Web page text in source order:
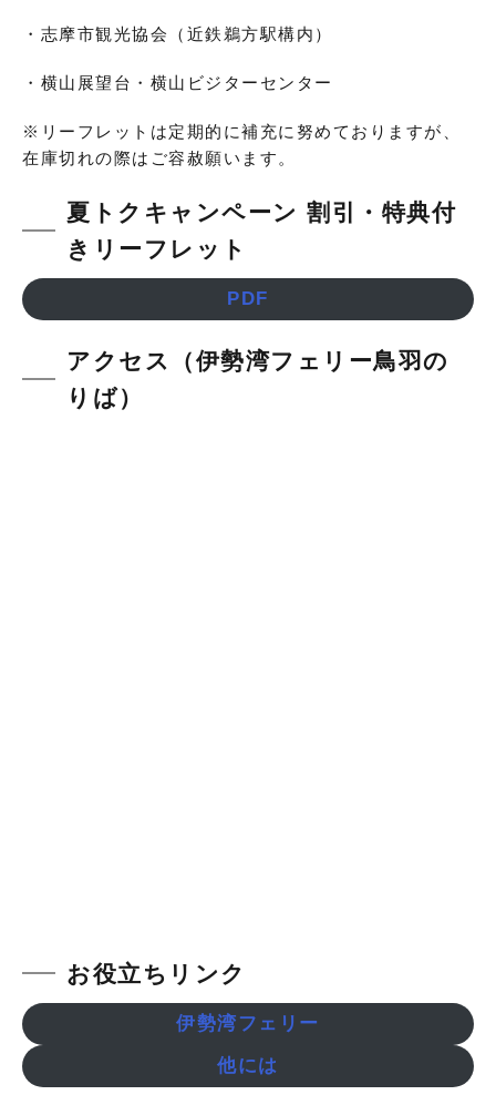
・志摩市観光協会（近鉄鵜方駅構内）
・横山展望台・横山ビジターセンター
※リーフレットは定期的に補充に努めておりますが、
在庫切れの際はご容赦願います。
夏トクキャンペーン 割引・特典付
きリーフレット
PDF
アクセス（伊勢湾フェリー鳥羽の
りば）
お役立ちリンク
伊勢湾フェリー
他には